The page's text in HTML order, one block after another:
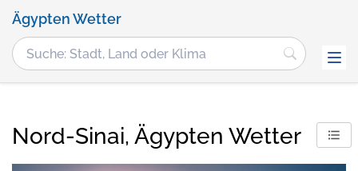
Ägypten Wetter
Nord-Sinai, Ägypten Wetter